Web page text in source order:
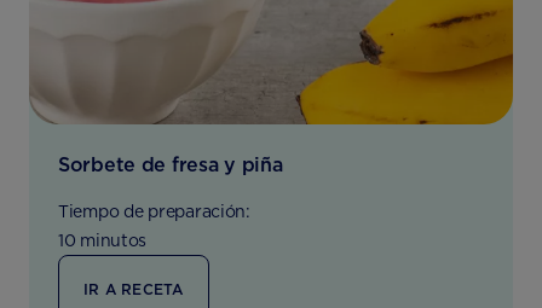
Sorbete de fresa y piña
Tiempo de preparación:
10 minutos
IR A RECETA